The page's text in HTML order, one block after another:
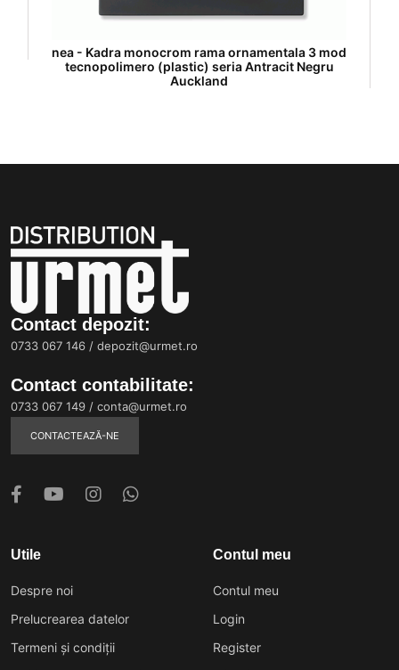
nea - Kadra monocrom rama ornamentala 3 mod
tecnopolimero (plastic) seria Antracit Negru
Auckland
Contact depozit:
0733 067 146 / depozit@urmet.ro
Contact contabilitate:
0733 067 149 / conta@urmet.ro
CONTACTEAZĂ-NE
Utile
Despre noi
Prelucrearea datelor
Termeni și condiții
Contul meu
Contul meu
Login
Register